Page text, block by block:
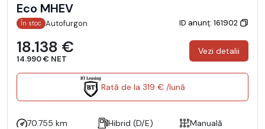
Eco MHEV
În stoc Autofurgon ID anunț: 161902
18.138 €
14.990 € NET
Vezi detalii
Rată de la 319 € /lună
70.755 km Hibrid (D/E)
Manuală